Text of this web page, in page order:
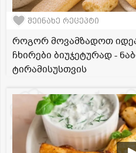
შეინახე რეცეპტი
როგორ მოვამზადოთ
ჩხირები ბიუჯეტურად -
ტირამისუსთვის